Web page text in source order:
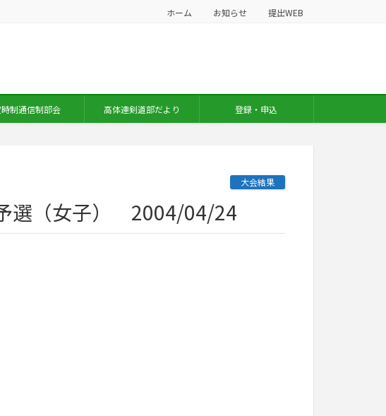
ホーム お知らせ 提出WEB
時制通信制部会 高体連剣道部だより 登録・申込
大会結果
選（女子） 2004/04/24